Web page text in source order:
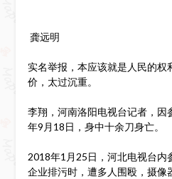
龚远明
实名举报，本应该就是人民的权
价，太过沉重。
李翔，河南洛阳电视台记者，因
年9月18日，身中十余刀身亡。
2018年1月25日，河北电视台内
企业排污时，遭多人围殴，摄像